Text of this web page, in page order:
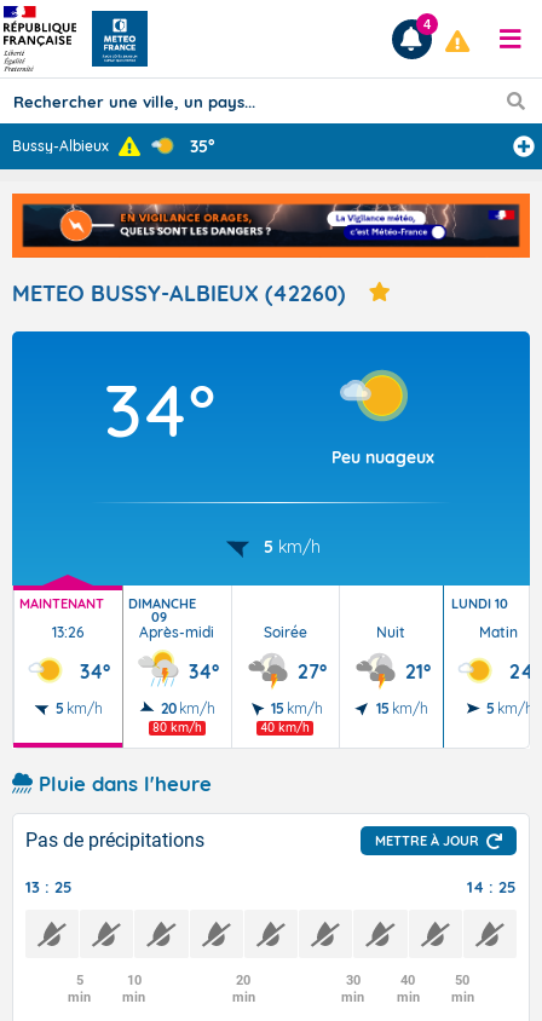
Prévisions
TOUS LES RÉSULTATS
Articles
4
Bussy-Albieux 35°
METEO BUSSY-ALBIEUX (42260)
34°
Peu nuageux
5 km/h
MAINTENANT
13:26
34°
5 km/h
DIMANCHE
09
Après-midi
34°
20 km/h
80 km/h
Soirée
27°
15 km/h
40 km/h
Nuit
21°
15 km/h
LUNDI 10
Matin
24°
5 km/h
Pluie dans l'heure
Pas de précipitations METTRE À JOUR
13 : 25 14 : 25
5
min
10
min
20
min
30
min
40
min
50
min